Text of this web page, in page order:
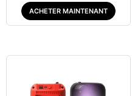
ACHETER MAINTENANT